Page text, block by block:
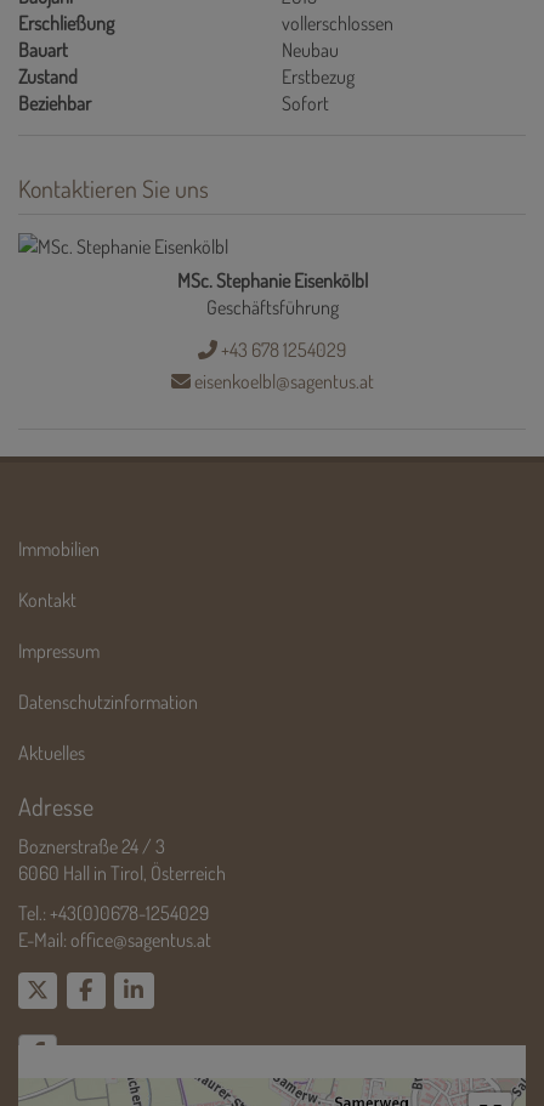
Erschließung
vollerschlossen
Bauart
Neubau
Zustand
Erstbezug
Beziehbar
Sofort
Kontaktieren Sie uns
MSc. Stephanie Eisenkölbl
Geschäftsführung
+43 678 1254029
eisenkoelbl@sagentus.at
Immobilien
Kontakt
Impressum
Datenschutzinformation
Aktuelles
Adresse
Boznerstraße 24 / 3
6060 Hall in Tirol, Österreich
Tel.: +43(0)0678-1254029
E-Mail: office@sagentus.at